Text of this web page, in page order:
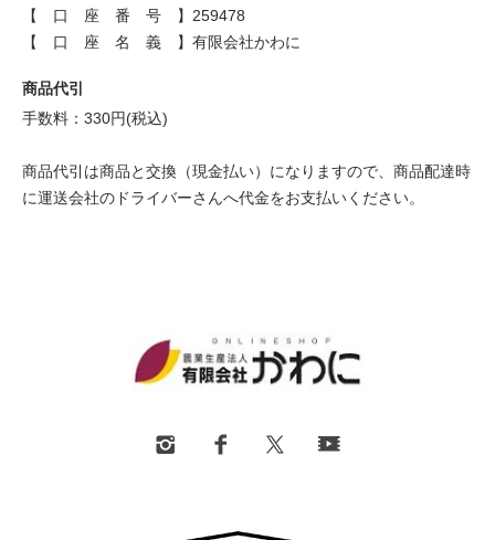
【 口 座 番 号 】259478
【 口 座 名 義 】有限会社かわに
商品代引
手数料：330円(税込)
商品代引は商品と交換（現金払い）になりますので、商品配達時
に運送会社のドライバーさんへ代金をお支払いください。